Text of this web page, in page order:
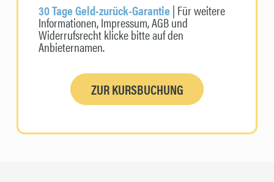
30 Tage Geld-zurück-Garantie| Für weitere
Informationen, Impressum, AGB und
Widerrufsrecht klicke bitte auf den
Anbieternamen.
ZUR KURSBUCHUNG